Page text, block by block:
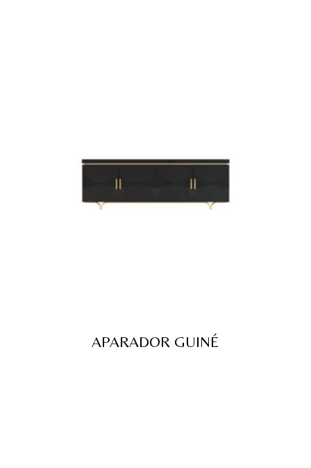
APARADOR GUINÉ